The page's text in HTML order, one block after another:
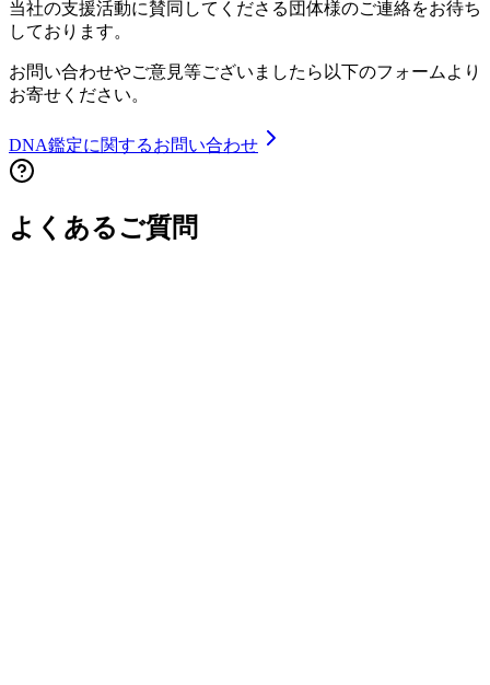
当社の支援活動に賛同してくださる団体様のご連絡をお待ち
しております。
お問い合わせやご意見等ございましたら以下のフォームより
お寄せください。
DNA鑑定に関するお問い合わせ
よくあるご質問